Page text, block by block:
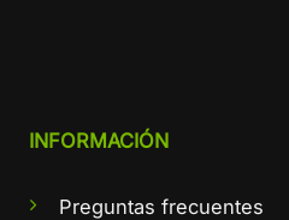
INFORMACIÓN
Preguntas frecuentes